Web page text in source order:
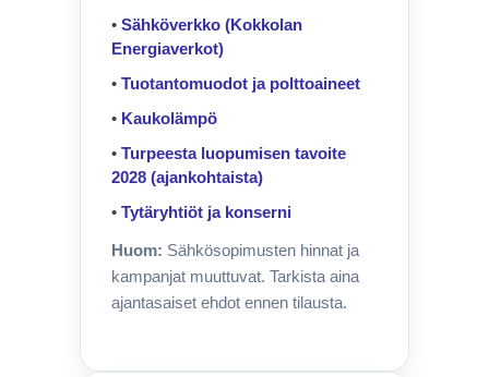
• Sähköverkko (Kokkolan
Energiaverkot)
• Tuotantomuodot ja polttoaineet
• Kaukolämpö
• Turpeesta luopumisen tavoite
2028 (ajankohtaista)
• Tytäryhtiöt ja konserni
Huom: Sähkösopimusten hinnat ja
kampanjat muuttuvat. Tarkista aina
ajantasaiset ehdot ennen tilausta.